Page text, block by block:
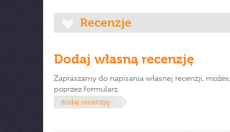
Recenzje
Dodaj własną recenzję
Zapraszamy do napisania własnej recenzji,
poprzez formularz.